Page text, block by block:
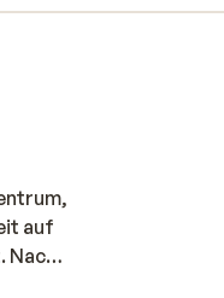
auf
Nach